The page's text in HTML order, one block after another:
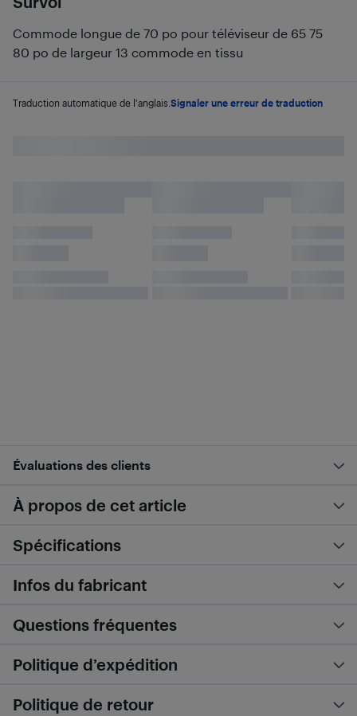
Commode longue de 70 po pour téléviseur de 65 75
80 po de largeur 13 commode en tissu
Traduction automatique de l'anglais. Signaler une erreur de traduction
Évaluations des clients
À propos de cet article
Spécifications
Infos du fabricant
Questions fréquentes
Politique d’expédition
Politique de retour